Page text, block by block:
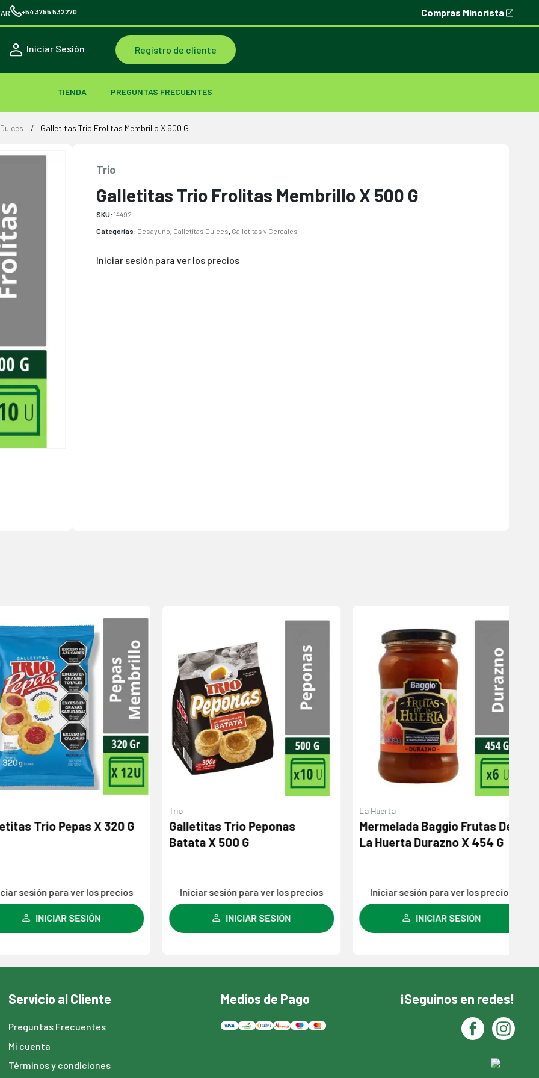
+54 3755 532270 Compras Minorista
Iniciar Sesión Registro de cliente
TIENDA PREGUNTAS FRECUENTES
Galletitas Trio Frolitas Membrillo X 500 G
Trio
Galletitas Trio Frolitas Membrillo X 500 G
SKU: 14492
Categorías: Desayuno, Galletitas Dulces, Galletitas y Cereales
Iniciar sesión para ver los precios
Agregar
a la
lista de
deseos
Trio Pepas X 320 G
para ver los precios
INICIAR SESIÓN
Agregar
a la
lista de
deseos
Galletitas Trio Peponas
Batata X 500 G
Iniciar sesión para ver los precios
INICIAR SESIÓN
Agregar
a la
lista de
deseos
La Huerta
Mermelada Baggio Frutas De
La Huerta Durazno X 454 G
Iniciar sesión para ver los precios
INICIAR SESIÓN
Servicio al Cliente
Preguntas Frecuentes
Mi cuenta
Términos y condiciones
Medios de Pago ¡Seguinos en redes!